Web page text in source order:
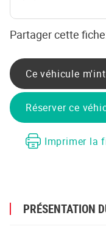
Partager cette
Ce véhicule
Réserver ce
Imprimer la
PRÉSENTATION